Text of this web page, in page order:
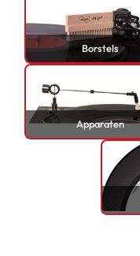
Borstels
Apparaten